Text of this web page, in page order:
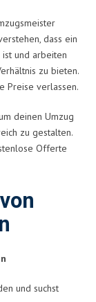
dass ein
und arbeiten
zu bieten.
Preise verlassen.
deinen Umzug
zu gestalten.
Offerte
und suchst